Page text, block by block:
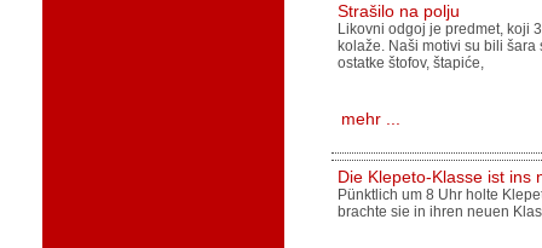
Strašilo na polju
Likovni odgoj je predmet, koji
kolaže. Naši motivi su bili
ostatke štofov, štapiće,
mehr ...
Die Klepeto-Klasse ist ins
Pünktlich um 8 Uhr holte
brachte sie in ihren neuen